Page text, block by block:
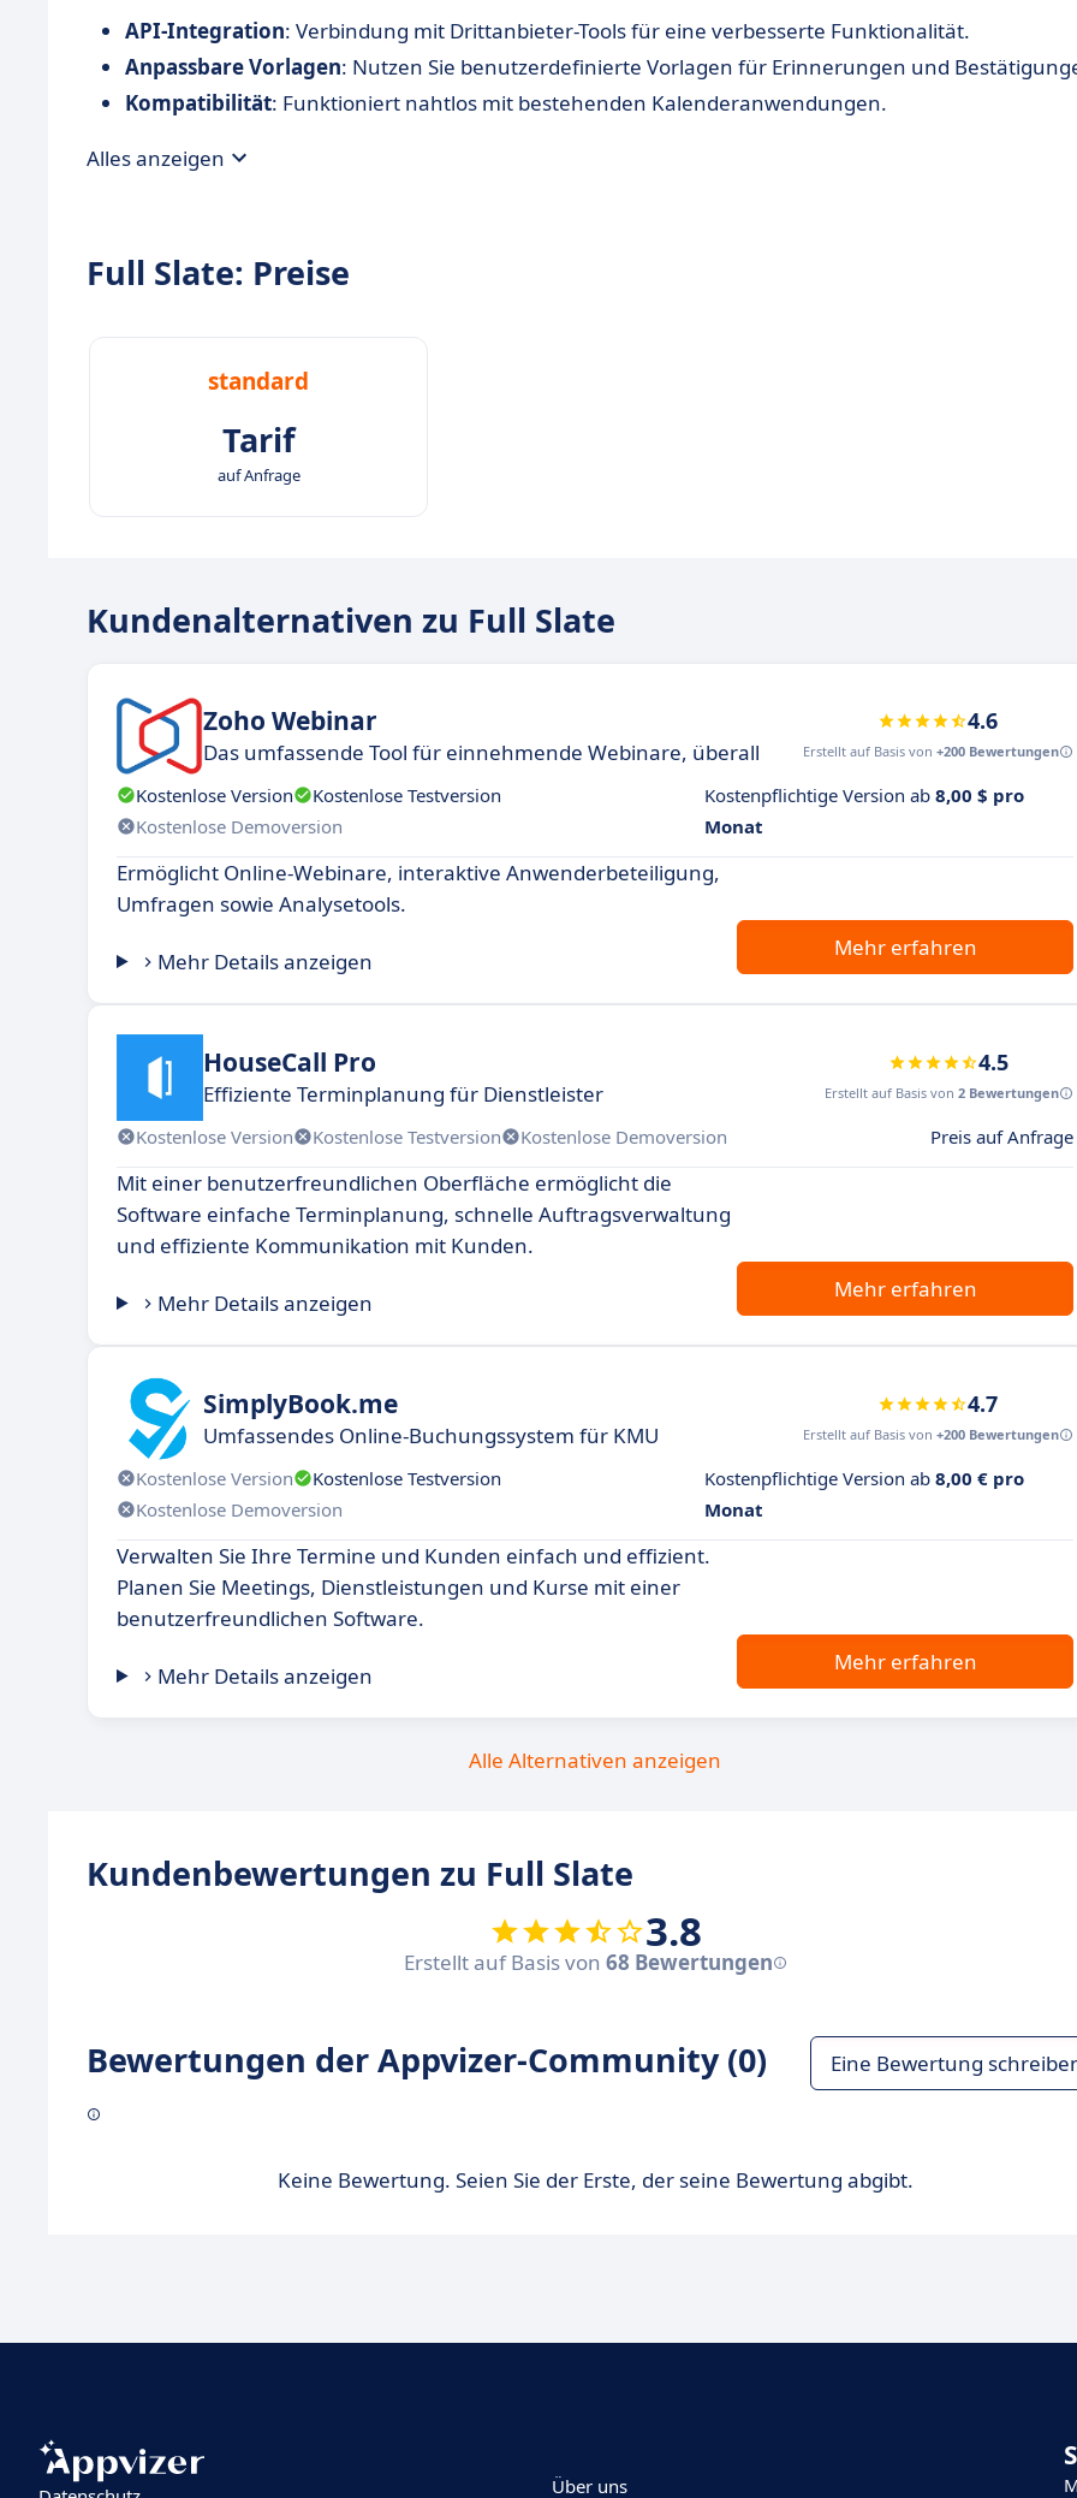
API-Integration: Verbindung mit Drittanbieter-Tools für eine verbesserte Funktionalität.
Anpassbare Vorlagen: Nutzen Sie benutzerdefinierte Vorlagen für Erinnerungen und
Kompatibilität: Funktioniert nahtlos mit bestehenden Kalenderanwendungen.
Alles anzeigen
Full Slate: Preise
standard
Tarif
auf Anfrage
Kundenalternativen zu Full Slate
Zoho Webinar
Das umfassende Tool für einnehmende Webinare, überall
4.6
Erstellt auf Basis von +200 Bewertungen
Kostenlose Version
Kostenlose Testversion
Kostenlose Demoversion
Kostenpflichtige Version ab 8,00 $ pro
Monat
Ermöglicht Online-Webinare, interaktive Anwenderbeteiligung,
Umfragen sowie Analysetools.
Mehr Details anzeigen
Mehr erfahren
HouseCall Pro
Effiziente Terminplanung für Dienstleister
4.5
Erstellt auf Basis von 2 Bewertungen
Kostenlose Version Kostenlose Testversion Kostenlose Demoversion Preis auf Anfrage
Mit einer benutzerfreundlichen Oberfläche ermöglicht die
Software einfache Terminplanung, schnelle Auftragsverwaltung
und effiziente Kommunikation mit Kunden.
Mehr Details anzeigen
Mehr erfahren
SimplyBook.me
Umfassendes Online-Buchungssystem für KMU
4.7
Erstellt auf Basis von +200 Bewertungen
Kostenlose Version
Kostenlose Testversion
Kostenlose Demoversion
Kostenpflichtige Version ab 8,00 € pro
Monat
Verwalten Sie Ihre Termine und Kunden einfach und effizient.
Planen Sie Meetings, Dienstleistungen und Kurse mit einer
benutzerfreundlichen Software.
Mehr Details anzeigen
Mehr erfahren
Alle Alternativen anzeigen
Kundenbewertungen zu Full Slate
3.8
Erstellt auf Basis von 68 Bewertungen
Bewertungen der Appvizer-Community (0) Eine Bewertung
Keine Bewertung. Seien Sie der Erste, der seine Bewertung abgibt.
Über uns